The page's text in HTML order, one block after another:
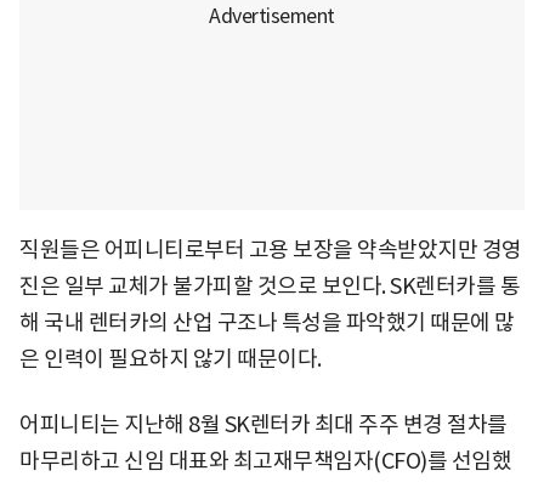
직원들은 어피니티로부터 고용 보장을 약속받았지만 경영
진은 일부 교체가 불가피할 것으로 보인다. SK렌터카를 통
해 국내 렌터카의 산업 구조나 특성을 파악했기 때문에 많
은 인력이 필요하지 않기 때문이다.
어피니티는 지난해 8월 SK렌터카 최대 주주 변경 절차를
마무리하고 신임 대표와 최고재무책임자(CFO)를 선임했